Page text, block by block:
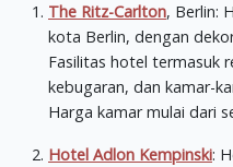
The Ritz-Carlton, Berlin:
kota Berlin, dengan
Fasilitas hotel termasuk
kebugaran, dan kamar-
Harga kamar mulai dari
Hotel Adlon Kempinski: